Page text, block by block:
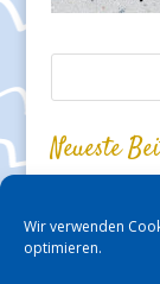
Wir verwenden
optimieren.
Neueste
Kabarett und
Füßen am Strand!